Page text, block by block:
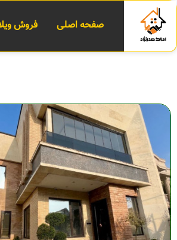
صفحه اصلی فروش